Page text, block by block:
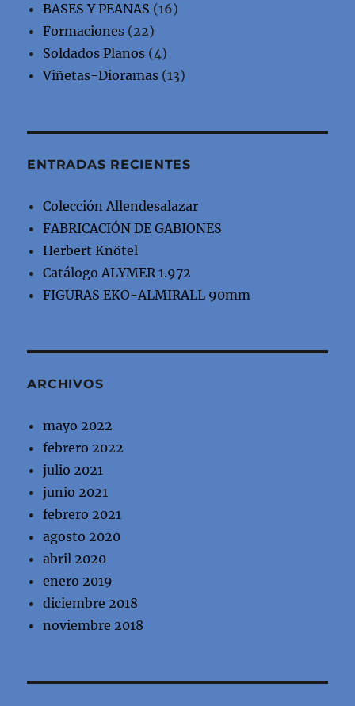
BASES Y PEANAS (16)
Formaciones (22)
Soldados Planos (4)
Viñetas-Dioramas (13)
ENTRADAS RECIENTES
Colección Allendesalazar
FABRICACIÓN DE GABIONES
Herbert Knötel
Catálogo ALYMER 1.972
FIGURAS EKO-ALMIRALL 90mm
ARCHIVOS
mayo 2022
febrero 2022
julio 2021
junio 2021
febrero 2021
agosto 2020
abril 2020
enero 2019
diciembre 2018
noviembre 2018